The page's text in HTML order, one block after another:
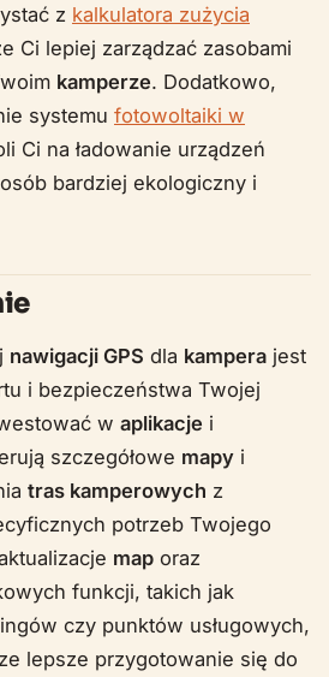
z kalkulatora zużycia
Ci lepiej zarządzać zasobami
kamperze. Dodatkowo,
systemu fotowoltaiki w
Ci na ładowanie urządzeń
bardziej ekologiczny i
nawigacji GPS dla kampera jest
i bezpieczeństwa Twojej
w aplikacje i
szczegółowe mapy i
tras kamperowych z
potrzeb Twojego
map oraz
funkcji, takich jak
czy punktów usługowych,
lepsze przygotowanie się do